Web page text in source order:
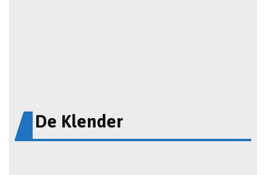
De Klender